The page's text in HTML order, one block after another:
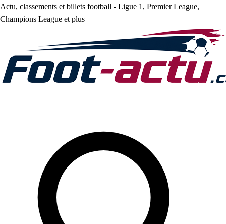
Actu, classements et billets football - Ligue 1, Premier League,
Champions League et plus